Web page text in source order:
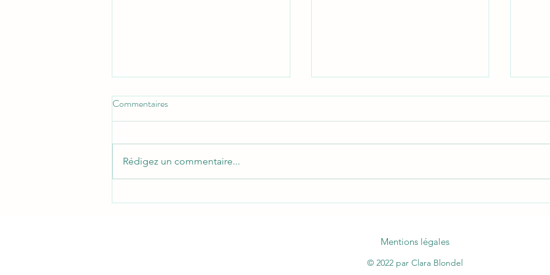
Pourquoi faire une cure d'huile de
Les bienfaits des Oméga 3
Les
Commentaires
Rédigez un commentaire...
Mentions légales
© 2022 par Clara Blondel